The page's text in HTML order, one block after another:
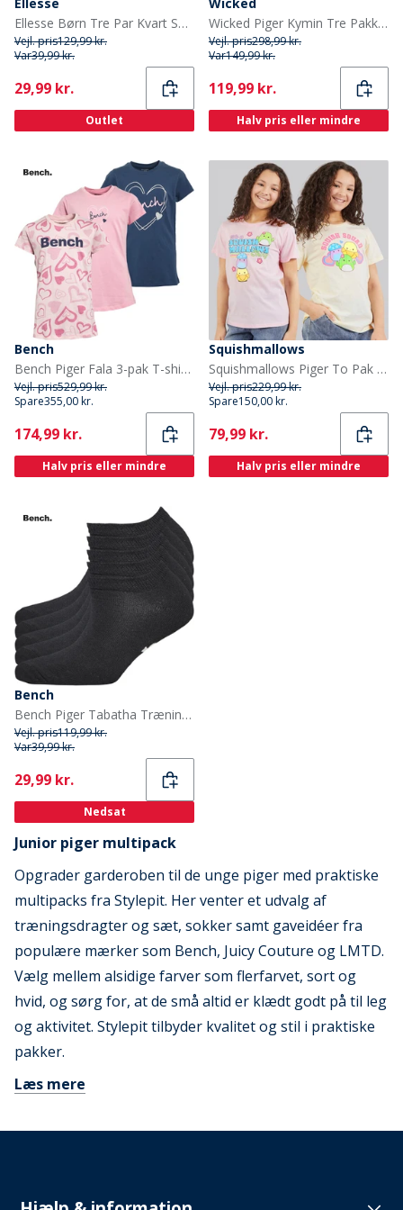
Ellesse Børn Tre Par Kvart Sokker Hvid
Vejl. pris129,99 kr.
Var39,99 kr.
Current
29,99 kr.
Outlet
Wicked Piger Kymin Tre Pakke T-Shirts Camilla/Bright White/Ballerina
Vejl. pris298,99 kr.
Var149,99 kr.
Current
119,99 kr.
Halv pris eller mindre
Bench
Bench Piger Fala 3-pak T-shirts Blå/Pink Hjerte/Pink
Vejl. pris529,99 kr.
Spare355,00 kr.
Current
174,99 kr.
Halv pris eller mindre
Squishmallows
Squishmallows Piger To Pak T-shirts Gardenia/Ballerina
Vejl. pris229,99 kr.
Spare150,00 kr.
Current
79,99 kr.
Halv pris eller mindre
Bench
Bench Piger Tabatha Trænings sokker Sort
Vejl. pris119,99 kr.
Var39,99 kr.
Current
29,99 kr.
Nedsat
Junior piger multipack
Opgrader garderoben til de unge piger med praktiske
multipacks fra Stylepit. Her venter et udvalg af
træningsdragter og sæt, sokker samt gaveidéer fra
populære mærker som Bench, Juicy Couture og LMTD.
Vælg mellem alsidige farver som flerfarvet, sort og
hvid, og sørg for, at de små altid er klædt godt på til leg
og aktivitet. Stylepit tilbyder kvalitet og stil i praktiske
pakker.
Læs mere